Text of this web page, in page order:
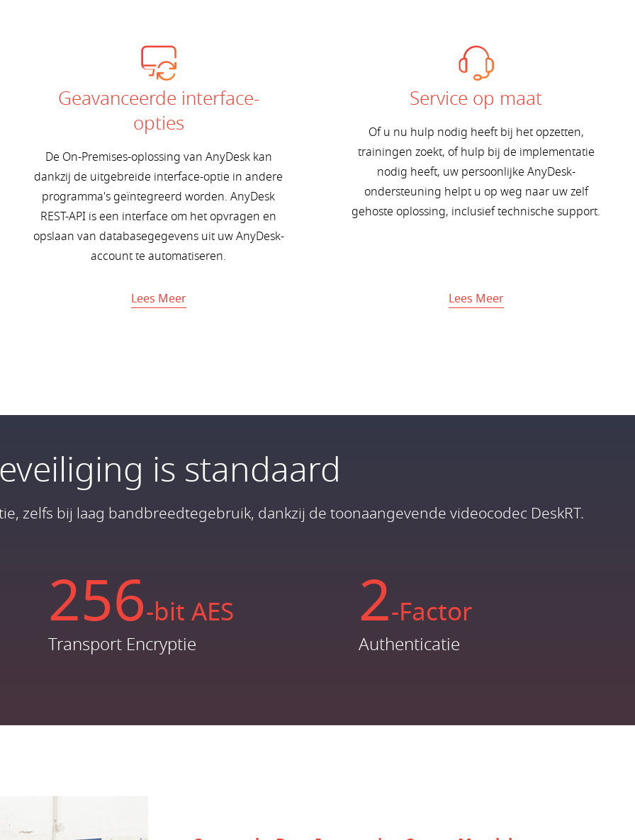
Geavanceerde interface-
opties
De On-Premises-oplossing van AnyDesk kan
dankzij de uitgebreide interface-optie in andere
programma's geïntegreerd worden. AnyDesk
REST-API is een interface om het opvragen en
opslaan van databasegegevens uit uw AnyDesk-
account te automatiseren.
Lees Meer
Service op maat
Of u nu hulp nodig heeft bij het opzetten,
trainingen zoekt, of hulp bij de implementatie
nodig heeft, uw persoonlijke AnyDesk-
ondersteuning helpt u op weg naar uw zelf
gehoste oplossing, inclusief technische support.
Lees Meer
is standaard
zelfs bij laag bandbreedtegebruik, dankzij de toonaangevende videocodec DeskRT.
256-bit AES
Transport Encryptie
2-Factor
Authenticatie